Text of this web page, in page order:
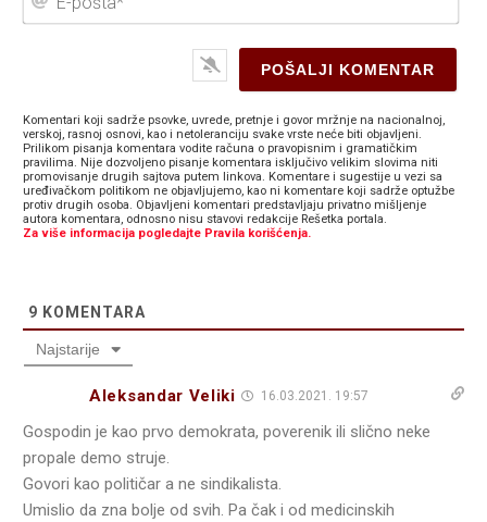
Komentari koji sadrže psovke, uvrede, pretnje i govor mržnje na nacionalnoj,
verskoj, rasnoj osnovi, kao i netoleranciju svake vrste neće biti objavljeni.
Prilikom pisanja komentara vodite računa o pravopisnim i gramatičkim
pravilima. Nije dozvoljeno pisanje komentara isključivo velikim slovima niti
promovisanje drugih sajtova putem linkova. Komentare i sugestije u vezi sa
uređivačkom politikom ne objavljujemo, kao ni komentare koji sadrže optužbe
protiv drugih osoba. Objavljeni komentari predstavljaju privatno mišljenje
autora komentara, odnosno nisu stavovi redakcije Rešetka portala.
Za više informacija pogledajte Pravila korišćenja.
9 KOMENTARA
Najstarije
Aleksandar Veliki 16.03.2021. 19:57
Gospodin je kao prvo demokrata, poverenik ili slično neke
propale demo struje.
Govori kao političar a ne sindikalista.
Umislio da zna bolje od svih. Pa čak i od medicinskih